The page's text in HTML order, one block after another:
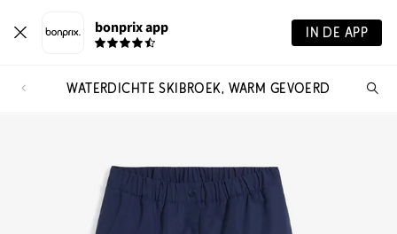
bonprix app IN DE APP
WATERDICHTE SKIBROEK, WARM GEVOERD